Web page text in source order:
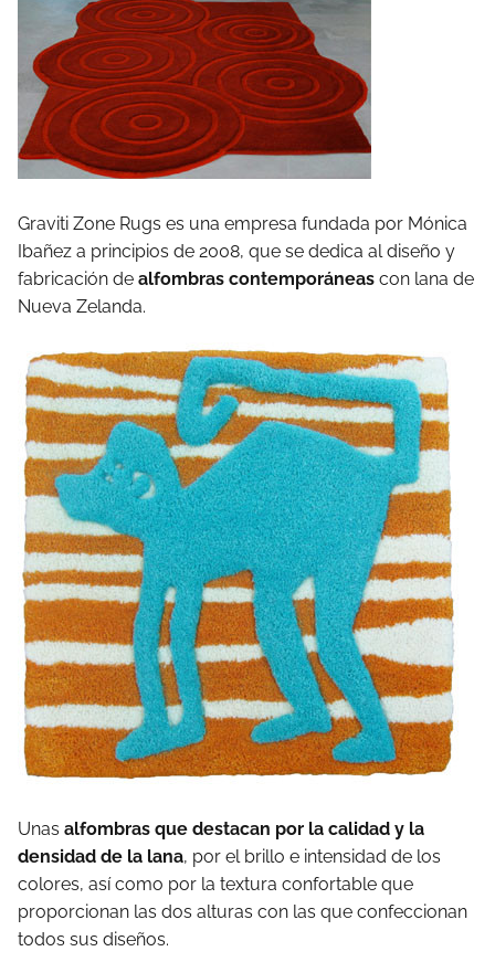
Graviti Zone Rugs es una empresa fundada por Mónica
Ibañez a principios de 2008, que se dedica al diseño y
fabricación de alfombras contemporáneas con lana de
Nueva Zelanda.
Unas alfombras que destacan por la calidad y la
densidad de la lana, por el brillo e intensidad de los
colores, así como por la textura confortable que
proporcionan las dos alturas con las que confeccionan
todos sus diseños.